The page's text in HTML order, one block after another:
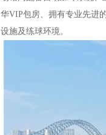
华VIP包房、拥有专业先进
设施及练球环境。